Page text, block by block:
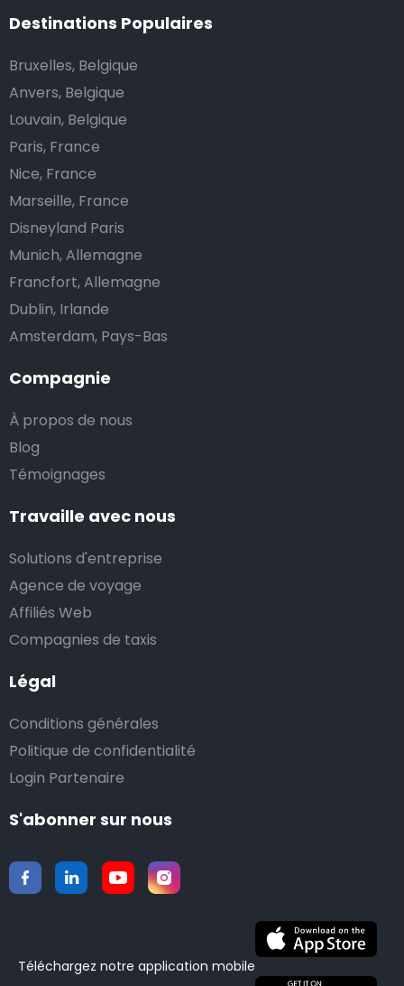
Compagnie
À propos de nous
Blog
Témoignages
Travaille avec nous
Solutions d'entreprise
Agence de voyage
Affiliés Web
Compagnies de taxis
Légal
Conditions générales
Politique de confidentialité
Login Partenaire
Destinations Populaires
Bruxelles, Belgique
Anvers, Belgique
Louvain, Belgique
Paris, France
Nice, France
Marseille, France
Disneyland Paris
Munich, Allemagne
Francfort, Allemagne
Dublin, Irlande
Amsterdam, Pays-Bas
S'abonner sur nous
Téléchargez notre application mobile